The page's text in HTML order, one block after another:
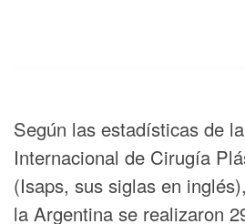
Según las estadísticas de
Internacional de Cirugía
(Isaps, sus siglas en
la Argentina se realizaron